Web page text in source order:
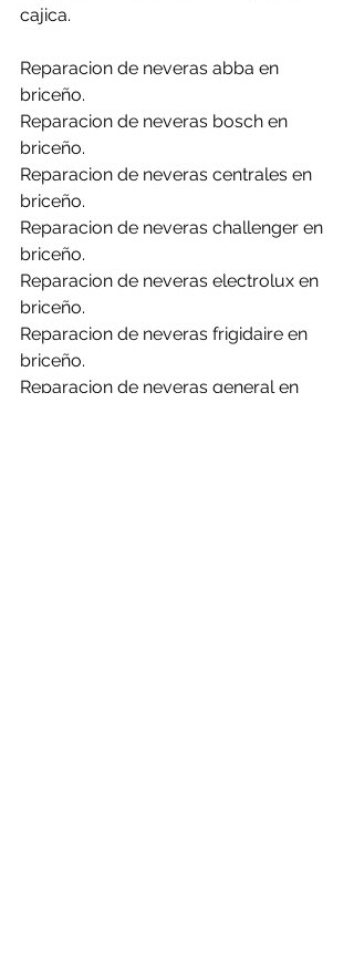
cajica.
Reparacion de neveras abba en
briceño.
Reparacion de neveras bosch en
briceño.
Reparacion de neveras centrales en
briceño.
Reparacion de neveras challenger en
briceño.
Reparacion de neveras electrolux en
briceño.
Reparacion de neveras frigidaire en
briceño.
Reparacion de neveras general en